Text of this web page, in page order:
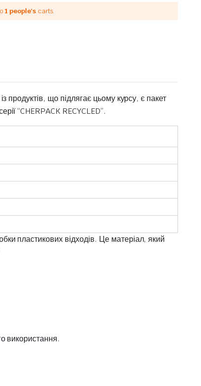
1 people's carts.
продуктів, що підлягає цьому курсу, є пакет
“CHERPACK RECYCLED”.
пластикових відходів. Це матеріал, який
використання.